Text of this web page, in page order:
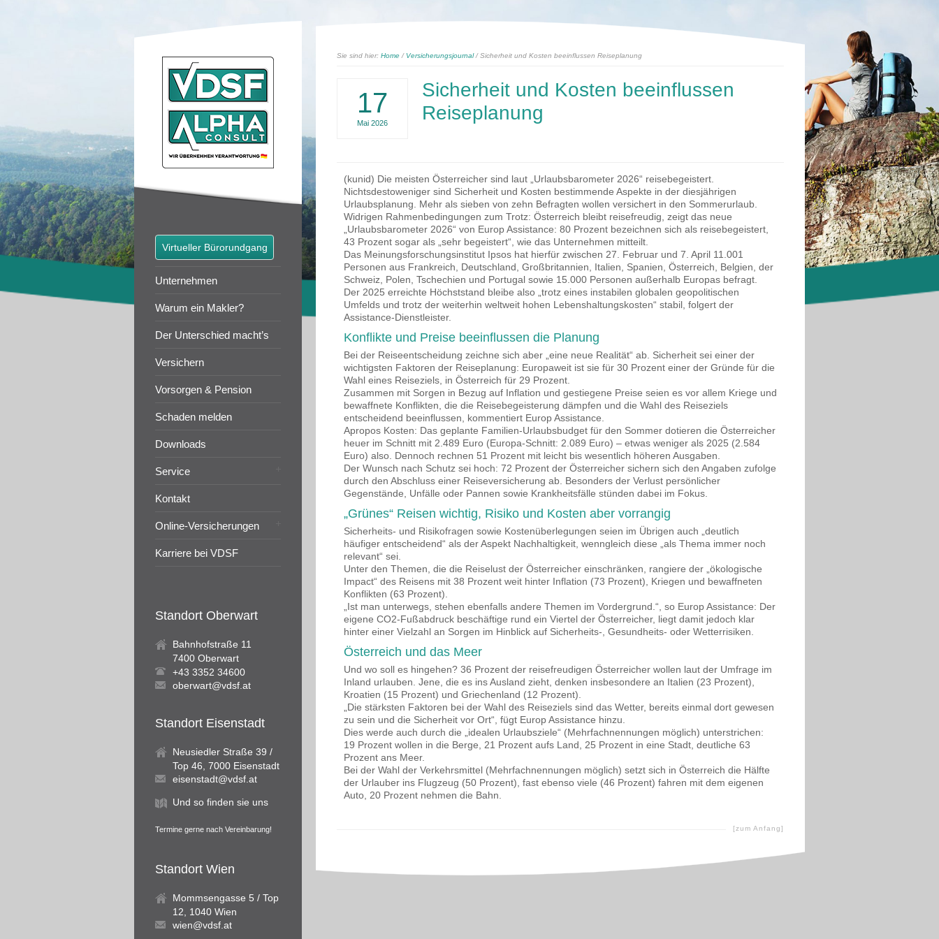
Sie sind hier: Home / Versicherungsjournal/ Sicherheit und Kosten beeinflussen Reiseplanung
17
Mai 2026
Sicherheit und Kosten beeinflussen
Reiseplanung
(kunid) Die meisten Österreicher sind laut „Urlaubsbarometer 2026“ reisebegeistert.
Nichtsdestoweniger sind Sicherheit und Kosten bestimmende Aspekte in der diesjährigen
Urlaubsplanung. Mehr als sieben von zehn Befragten wollen versichert in den Sommerurlaub.
Widrigen Rahmenbedingungen zum Trotz: Österreich bleibt reisefreudig, zeigt das neue
„Urlaubsbarometer 2026“ von Europ Assistance: 80 Prozent bezeichnen sich als reisebegeistert,
43 Prozent sogar als „sehr begeistert“, wie das Unternehmen mitteilt.
Das Meinungsforschungsinstitut Ipsos hat hierfür zwischen 27. Februar und 7. April 11.001
Personen aus Frankreich, Deutschland, Großbritannien, Italien, Spanien, Österreich, Belgien, der
Schweiz, Polen, Tschechien und Portugal sowie 15.000 Personen außerhalb Europas befragt.
Der 2025 erreichte Höchststand bleibe also „trotz eines instabilen globalen geopolitischen
Umfelds und trotz der weiterhin weltweit hohen Lebenshaltungskosten“ stabil, folgert der
Assistance-Dienstleister.
Konflikte und Preise beeinflussen die Planung
Bei der Reiseentscheidung zeichne sich aber „eine neue Realität“ ab. Sicherheit sei einer der
wichtigsten Faktoren der Reiseplanung: Europaweit ist sie für 30 Prozent einer der Gründe für die
Wahl eines Reiseziels, in Österreich für 29 Prozent.
Zusammen mit Sorgen in Bezug auf Inflation und gestiegene Preise seien es vor allem Kriege und
bewaffnete Konflikten, die die Reisebegeisterung dämpfen und die Wahl des Reiseziels
entscheidend beeinflussen, kommentiert Europ Assistance.
Apropos Kosten: Das geplante Familien-Urlaubsbudget für den Sommer dotieren die Österreicher
heuer im Schnitt mit 2.489 Euro (Europa-Schnitt: 2.089 Euro) – etwas weniger als 2025 (2.584
Euro) also. Dennoch rechnen 51 Prozent mit leicht bis wesentlich höheren Ausgaben.
Der Wunsch nach Schutz sei hoch: 72 Prozent der Österreicher sichern sich den Angaben zufolge
durch den Abschluss einer Reiseversicherung ab. Besonders der Verlust persönlicher
Gegenstände, Unfälle oder Pannen sowie Krankheitsfälle stünden dabei im Fokus.
„Grünes“ Reisen wichtig, Risiko und Kosten aber vorrangig
Sicherheits- und Risikofragen sowie Kostenüberlegungen seien im Übrigen auch „deutlich
häufiger entscheidend“ als der Aspekt Nachhaltigkeit, wenngleich diese „als Thema immer noch
relevant“ sei.
Unter den Themen, die die Reiselust der Österreicher einschränken, rangiere der „ökologische
Impact“ des Reisens mit 38 Prozent weit hinter Inflation (73 Prozent), Kriegen und bewaffneten
Konflikten (63 Prozent).
„Ist man unterwegs, stehen ebenfalls andere Themen im Vordergrund.“, so Europ Assistance: Der
eigene CO2-Fußabdruck beschäftige rund ein Viertel der Österreicher, liegt damit jedoch klar
hinter einer Vielzahl an Sorgen im Hinblick auf Sicherheits-, Gesundheits- oder Wetterrisiken.
Österreich und das Meer
Und wo soll es hingehen? 36 Prozent der reisefreudigen Österreicher wollen laut der Umfrage im
Inland urlauben. Jene, die es ins Ausland zieht, denken insbesondere an Italien (23 Prozent),
Kroatien (15 Prozent) und Griechenland (12 Prozent).
„Die stärksten Faktoren bei der Wahl des Reiseziels sind das Wetter, bereits einmal dort gewesen
zu sein und die Sicherheit vor Ort“, fügt Europ Assistance hinzu.
Dies werde auch durch die „idealen Urlaubsziele“ (Mehrfachnennungen möglich) unterstrichen:
19 Prozent wollen in die Berge, 21 Prozent aufs Land, 25 Prozent in eine Stadt, deutliche 63
Prozent ans Meer.
Bei der Wahl der Verkehrsmittel (Mehrfachnennungen möglich) setzt sich in Österreich die Hälfte
der Urlauber ins Flugzeug (50 Prozent), fast ebenso viele (46 Prozent) fahren mit dem eigenen
Auto, 20 Prozent nehmen die Bahn.
[zum Anfang]
Virtueller Bürorundgang
Unternehmen
Warum ein Makler?
Der Unterschied macht’s
Versichern
Vorsorgen & Pension
Schaden melden
Downloads
Service
Kontakt
Online-Versicherungen
Karriere bei VDSF
Standort Oberwart
Bahnhofstraße 11
7400 Oberwart
+43 3352 34600
oberwart@vdsf.at
Standort Eisenstadt
Neusiedler Straße 39 /
Top 46, 7000 Eisenstadt
eisenstadt@vdsf.at
Und so finden sie uns
Termine gerne nach Vereinbarung!
Standort Wien
Mommsengasse 5 / Top
12, 1040 Wien
wien@vdsf.at